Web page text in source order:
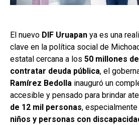
El nuevo DIF Uruapan ya es una
clave en la política social de
estatal cercana a los 50 millones
contratar deuda pública, el
Ramírez Bedolla inauguró un
accesible y pensado para brindar
de 12 mil personas, especialmente
niños y personas con